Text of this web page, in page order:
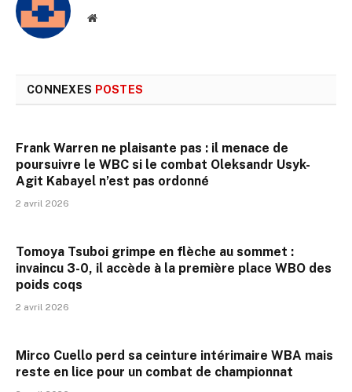
Site
CONNEXES POSTES
Frank Warren ne plaisante pas : il menace de
poursuivre le WBC si le combat Oleksandr Usyk-
Agit Kabayel n’est pas ordonné
2 avril 2026
Tomoya Tsuboi grimpe en flèche au sommet :
invaincu 3-0, il accède à la première place WBO des
poids coqs
2 avril 2026
Mirco Cuello perd sa ceinture intérimaire WBA mais
reste en lice pour un combat de championnat